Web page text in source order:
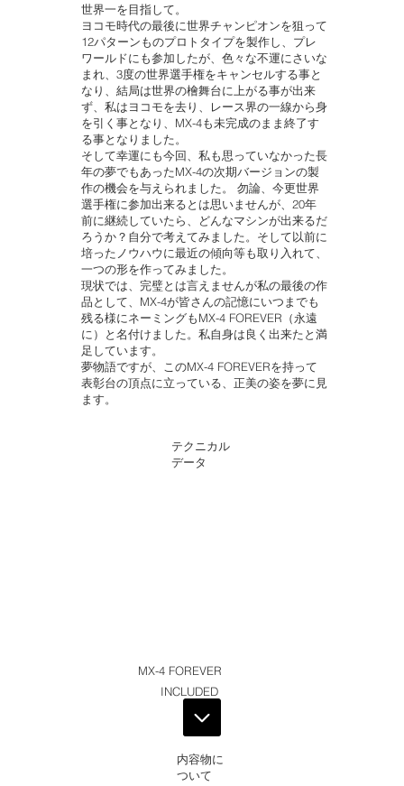
世界一を目指して。
ヨコモ時代の最後に世界チャンピオンを狙って
12パターンものプロトタイプを製作し、プレ
ワールドにも参加したが、色々な不運にさいな
まれ、3度の世界選手権をキャンセルする事と
なり、結局は世界の檜舞台に上がる事が出来
ず、私はヨコモを去り、レース界の一線から身
を引く事となり、MX-4も未完成のまま終了す
る事となりました。
そして幸運にも今回、私も思っていなかった長
年の夢でもあったMX-4の次期バージョンの製
作の機会を与えられました。 勿論、今更世界
選手権に参加出来るとは思いませんが、20年
前に継続していたら、どんなマシンが出来るだ
ろうか？自分で考えてみました。そして以前に
培ったノウハウに最近の傾向等も取り入れて、
一つの形を作ってみました。
現状では、完璧とは言えませんが私の最後の作
品として、MX-4が皆さんの記憶にいつまでも
残る様にネーミングもMX-4 FOREVER（永遠
に）と名付けました。私自身は良く出来たと満
足しています。
夢物語ですが、このMX-4 FOREVERを持って
表彰台の頂点に立っている、正美の姿を夢に見
ます。
テクニカル
データ
MX-4 FOREVER
INCLUDED
内容物に
ついて